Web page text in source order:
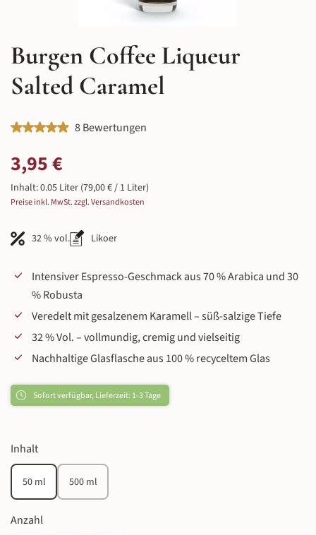
Burgen Coffee Liqueur
Salted Caramel
Durchschnittliche Bewertung von 4.88 von 5 Sternen
8 Bewertungen
Regulärer Preis:
3,95 €
Inhalt:0.05 Liter (79,00 € / 1 Liter)
Preise inkl. MwSt. zzgl. Versandkosten
32 % vol. Likoer
Intensiver Espresso-Geschmack aus 70 % Arabica und 30
% Robusta
Veredelt mit gesalzenem Karamell – süß-salzige Tiefe
32 % Vol. – vollmundig, cremig und vielseitig
Nachhaltige Glasflasche aus 100 % recyceltem Glas
Sofort verfügbar, Lieferzeit: 1-3 Tage
Inhaltauswählen
50 ml 500 ml
Anzahl